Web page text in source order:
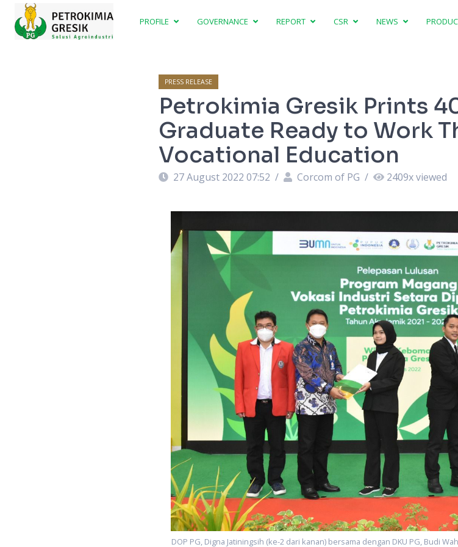
PROFILE GOVERNANCE REPORT CSR NEWS
PRESS RELEASE
Petrokimia Gresik Prints
Graduate Ready to Work
Vocational Education
27 August 2022 07:52 / Corcom of PG / 2409x viewed
DOP PG, Digna Jatiningsih (ke-2 dari kanan) bersama dengan DKU PG, Budi